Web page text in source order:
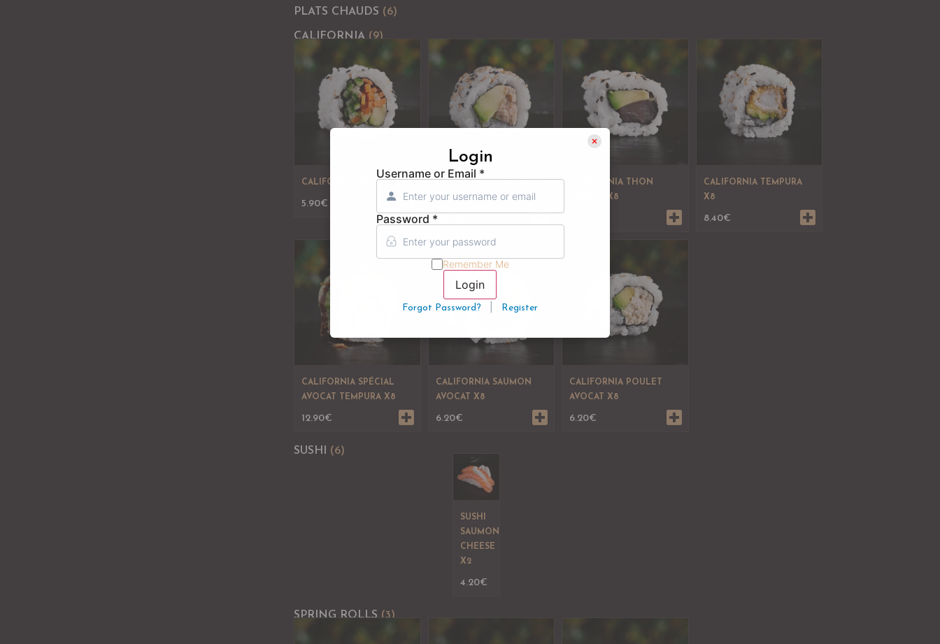
PLATS CHAUDS (6)
CALIFORNIA (9)
CALIFORNIA VEGGIE X8
5.90€
CALIFORNIA THON CUIT
X8
6.40
CALIFORNIA THON
AVOCAT X8
CALIFORNIA TEMPURA
X8
8.40€
CALIFORNIA SPÉCIAL
AVOCAT TEMPURA X8
12.90€
CALIFORNIA SAUMON
AVOCAT X8
6.20€
CALIFORNIA POULET
AVOCAT X8
6.20€
SUSHI (6)
SUSHI
SAUMON
CHEESE
X2
4.20€
SPRING ROLLS (3)
Login
Username or Email *
Password *
Remember Me
Login
Forgot Password? Register